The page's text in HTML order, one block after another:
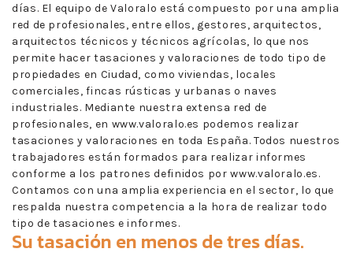
días. El equipo de Valoralo está compuesto por una amplia
red de profesionales, entre ellos, gestores, arquitectos,
arquitectos técnicos y técnicos agrícolas, lo que nos
permite hacer tasaciones y valoraciones de todo tipo de
propiedades en Ciudad, como viviendas, locales
comerciales, fincas rústicas y urbanas o naves
industriales. Mediante nuestra extensa red de
profesionales, en www.valoralo.es podemos realizar
tasaciones y valoraciones en toda España. Todos nuestros
trabajadores están formados para realizar informes
conforme a los patrones definidos por www.valoralo.es.
Contamos con una amplia experiencia en el sector, lo que
respalda nuestra competencia a la hora de realizar todo
tipo de tasaciones e informes.
Su tasación en menos de tres días.